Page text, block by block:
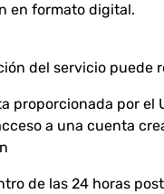
en formato digital.
del servicio puede
proporcionada por el
a una cuenta
de las 24 horas